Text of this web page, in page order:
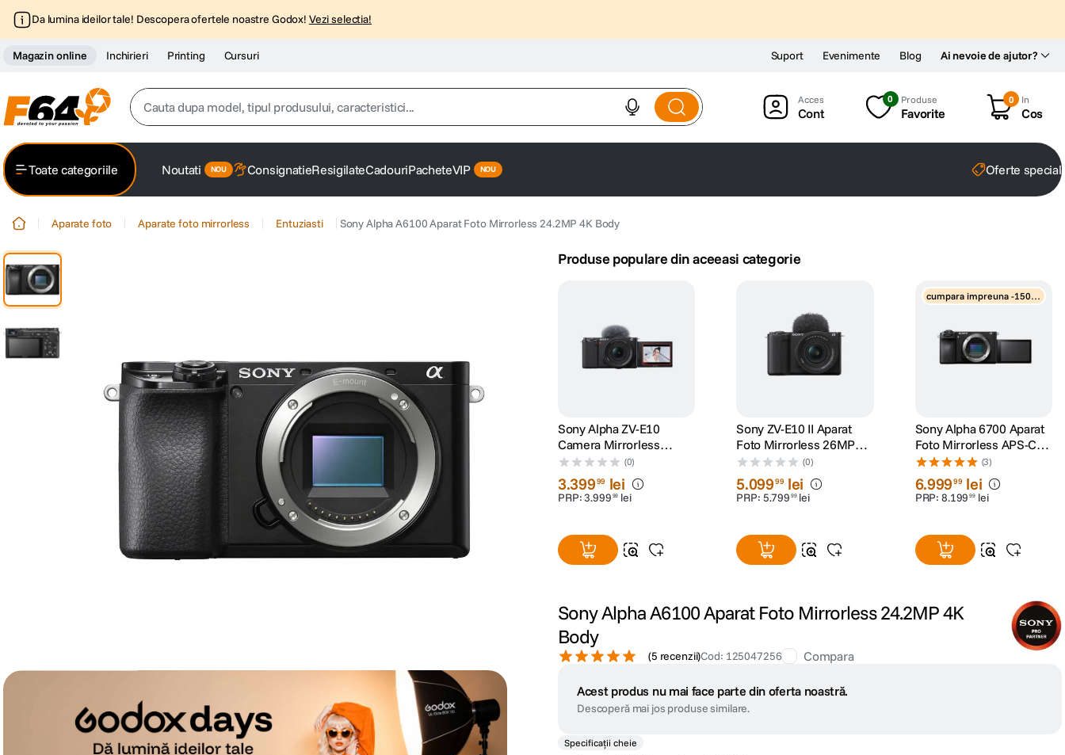
Da lumina ideilor tale! Descopera ofertele noastre Godox! Vezi selectia!
Magazin online Inchirieri Printing Cursuri Ai nevoie de ajutor?
Suport Evenimente Blog
Cauta dupa model, tipul produsului, caracteristici...
2. trepied
6. canon sx740 hs
7. card memorie
8. sony fx
9. dji mic mini
10 . dji osmo pocket 4
Cont
0 Produse
Favorite
0 In
Cos
Toate categoriile Noutati ConsignatieResigilateCadouriPacheteVIP Oferte
Aparate foto Aparate foto mirrorless Entuziasti Sony Alpha A6100 Aparat Foto Mirrorless 24.2MP 4K Body
Produse populare din aceeasi categorie
Sony Alpha ZV-E10
Camera Mirrorless
pentru Vlogging 4K Kit cu
Obiectiv 16-50mm mk2
(0)
3.39999 lei
PRP:3.999 99 lei
Sony ZV-E10 II Aparat
Foto Mirrorless 26MP
Video 4K60p Kit cu
Obiectiv 16-50mm mk2
(0)
5.09999 lei
PRP: 5.799 99 lei
cumpara impreuna -1500 l
Sony Alpha 6700 Aparat
Foto Mirrorless APS-C
4K 26 MP Body
(3)
6.99999 lei
PRP: 8.199 99 lei
Sony Alpha A6100 Aparat Foto Mirrorless 24.2MP 4K
Body
(5 recenzii)Cod: 125047256 Compara
Acest produs nu mai face parte din oferta noastră.
Descoperă mai jos produse similare.
Specificații cheie